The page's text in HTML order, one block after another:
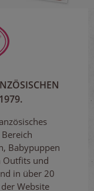
Babypuppen
Outfits und
in über 20
Website